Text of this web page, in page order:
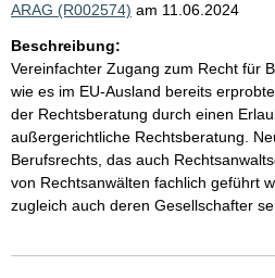
ARAG (R002574) am 11.06.2024
Beschreibung:
Vereinfachter Zugang zum Recht für
wie es im EU-Ausland bereits
der Rechtsberatung durch einen
außergerichtliche Rechtsberatung.
Berufsrechts, das auch
von Rechtsanwälten fachlich geführt
zugleich auch deren Gesellschafter